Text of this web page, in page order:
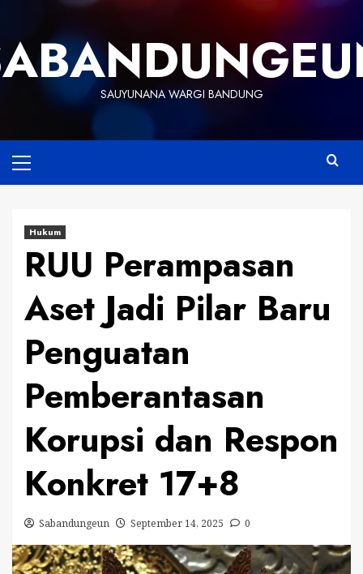
content
SAUYUNANA WARGI BANDUNG
Menu
Hukum
RUU Perampasan
Aset Jadi Pilar Baru
Penguatan
Pemberantasan
Korupsi dan Respon
Konkret 17+8
Sabandungeun September 14, 2025 0